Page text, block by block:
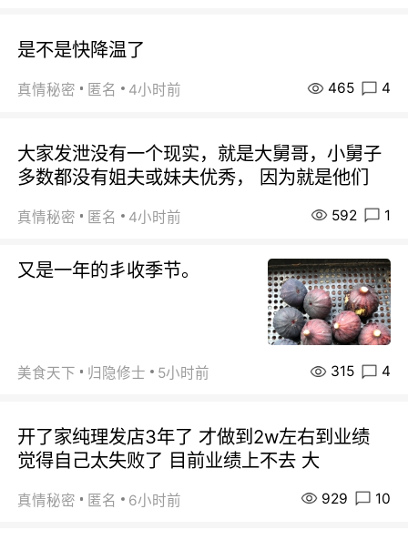
是不是快降温了
真情秘密 匿名 4小时前 465 4
大家发泄没有一个现实，就是大舅哥，小舅子
多数都没有姐夫或妹夫优秀， 因为就是他们
真情秘密 匿名 4小时前 592 1
又是一年的丯收季节。
美食天下 归隐修士 5小时前 315 4
开了家纯理发店3年了 才做到2w左右到业绩
觉得自己太失败了 目前业绩上不去 大
真情秘密 匿名 6小时前 929 10